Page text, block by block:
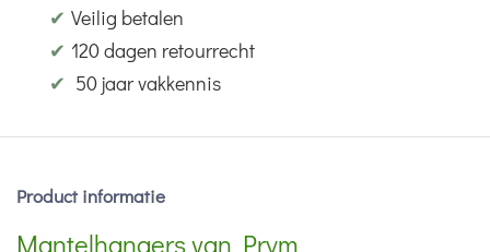
✔ Veilig betalen
✔ 120 dagen retourrecht
✔ 50 jaar vakkennis
Product informatie
Mantelhangers van Prym